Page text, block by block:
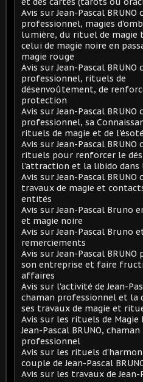
Avis sur Jean-Pascal BRUNO
professionnel, magies
lumière, du rituel de magie
celui de magie noire en
magie rouge
Avis sur Jean-Pascal BRUNO
professionnel, rituels de
désenvoûtement, de
protection
Avis sur Jean-Pascal BRUNO
professionnel, sa
rituels de magie et de
Avis sur Jean-Pascal BRUNO
rituels pour renforcer le
l’attraction et la libido dans
Avis sur Jean-Pascal BRUNO
travaux de magie et
entités
Avis sur Jean-Pascal Bruno
et magie noire
Avis sur Jean-Pascal Bruno
remerciements
Avis sur Jean-Pascal
son entreprise et faire
affaires
Avis sur l'activité de Jean-
chaman professionnel et la
ses travaux de magie et
Avis sur les rituels de Magie
Jean-Pascal BRUNO, chaman
professionnel
Avis sur les rituels
couple de Jean-Pascal
Avis sur les travaux de Jean-